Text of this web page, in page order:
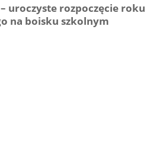
uroczyste rozpoczęcie roku
na boisku szkolnym